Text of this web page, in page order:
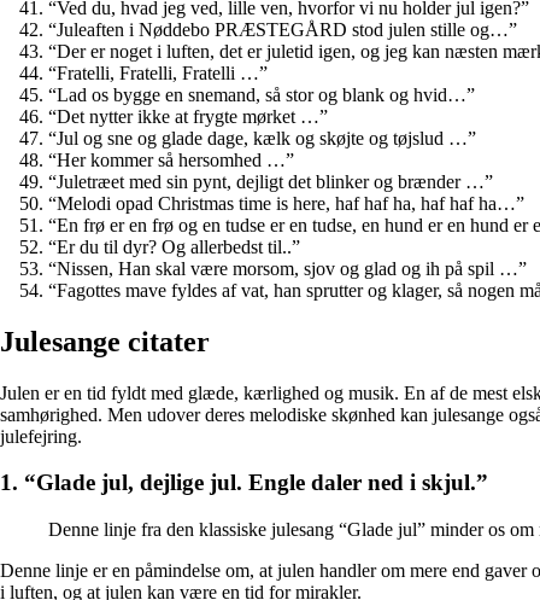
“Ved du, hvad jeg ved, lille ven, hvorfor vi nu holder jul igen?”
“Juleaften i Nøddebo PRÆSTEGÅRD stod julen stille og…”
“Der er noget i luften, det er juletid igen, og jeg kan næsten
“Fratelli, Fratelli, Fratelli …”
“Lad os bygge en snemand, så stor og blank og hvid…”
“Det nytter ikke at frygte mørket …”
“Jul og sne og glade dage, kælk og skøjte og tøjslud …”
“Her kommer så hersomhed …”
“Juletræet med sin pynt, dejligt det blinker og brænder …”
“Melodi opad Christmas time is here, haf haf ha, haf haf ha…”
“En frø er en frø og en tudse er en tudse, en hund er en hund
“Er du til dyr? Og allerbedst til..”
“Nissen, Han skal være morsom, sjov og glad og ih på spil …”
“Fagottes mave fyldes af vat, han sprutter og klager, så nogen
Julesange citater
Julen er en tid fyldt med glæde, kærlighed og musik. En af de mest
samhørighed. Men udover deres melodiske skønhed kan julesange
julefejring.
1. “Glade jul, dejlige jul. Engle daler ned i skjul.”
Denne linje fra den klassiske julesang “Glade jul” minder os
Denne linje er en påmindelse om, at julen handler om mere end
i luften, og at julen kan være en tid for mirakler.